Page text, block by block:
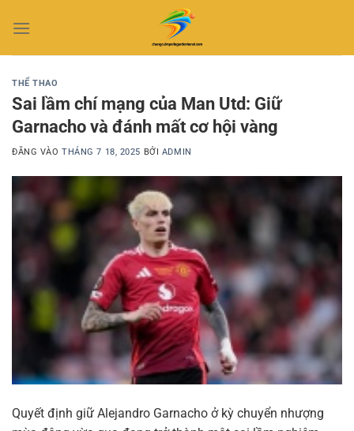
qua
THỂ THAO
Sai lầm chí mạng của Man Utd: Giữ
Garnacho và đánh mất cơ hội vàng
ĐĂNG VÀOTHÁNG 7 18, 2025 BỞI ADMIN
Quyết định giữ Alejandro Garnacho ở kỳ chuyển nhượng